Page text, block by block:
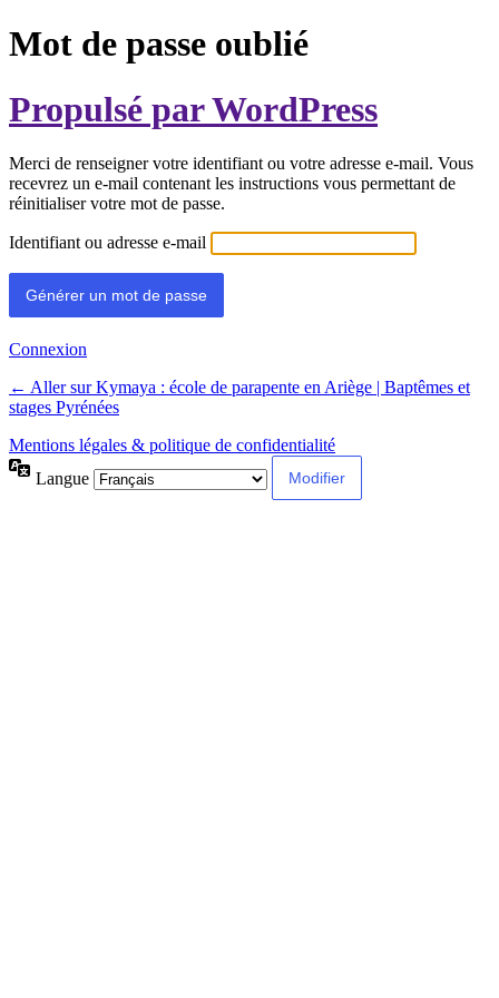
Mot de passe oublié
Propulsé par WordPress
Merci de renseigner votre identifiant ou votre adresse e-mail. Vous
recevrez un e-mail contenant les instructions vous permettant de
réinitialiser votre mot de passe.
Identifiant ou adresse e-mail
Connexion
← Aller sur Kymaya : école de parapente en Ariège | Baptêmes et
stages Pyrénées
Mentions légales & politique de confidentialité
Langue